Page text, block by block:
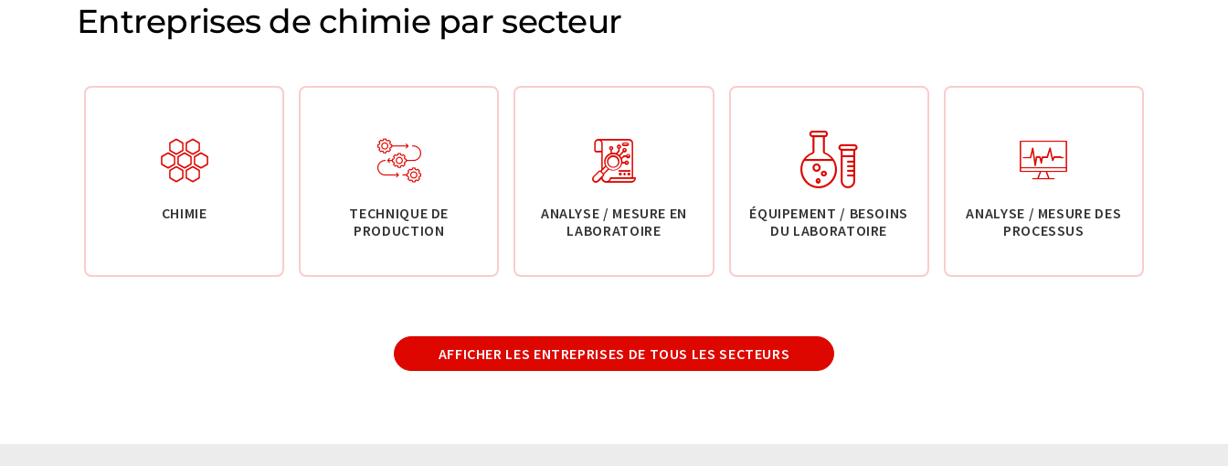
Entreprises de chimie par secteur
CHIMIE
TECHNIQUE DE
PRODUCTION
ANALYSE / MESURE EN
LABORATOIRE
ÉQUIPEMENT / BESOINS
DU LABORATOIRE
ANALYSE / MESURE DES
PROCESSUS
AFFICHER LES ENTREPRISES DE TOUS LES SECTEURS